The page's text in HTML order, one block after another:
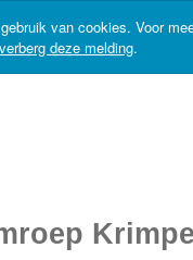
van cookies. Voor
verberg deze melding.